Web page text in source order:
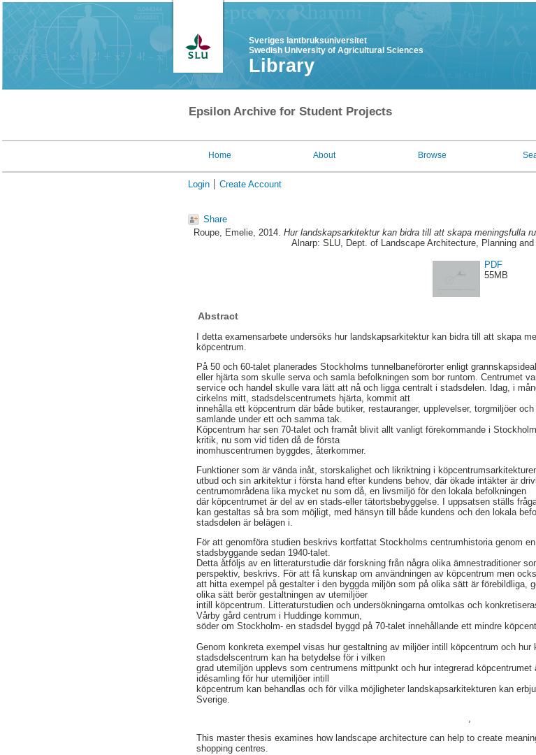
Sveriges lantbruksuniversitet
Swedish University of Agricultural Sciences
Library
Epsilon Archive for Student Projects
Home About Browse
Login Create Account
Share
Roupe, Emelie, 2014. Hur landskapsarkitektur kan bidra till att skapa meningsfulla
Alnarp: SLU, Dept. of Landscape Architecture, Planning
PDF
55MB
Abstract
I detta examensarbete undersöks hur landskapsarkitektur kan bidra till att skapa
köpcentrum.
På 50 och 60-talet planerades Stockholms tunnelbaneförorter enligt
eller hjärta som skulle serva och samla befolkningen som bor runtom. Centrumet
service och handel skulle vara lätt att nå och ligga centralt i stadsdelen. Idag, i
cirkelns mitt, stadsdelscentrumets hjärta, kommit att
innehålla ett köpcentrum där både butiker, restauranger, upplevelser, torgmiljöer
samlande under ett och samma tak.
Köpcentrum har sen 70-talet och framåt blivit allt vanligt förekommande i
kritik, nu som vid tiden då de första
inomhuscentrumen byggdes, återkommer.
Funktioner som är vända inåt, storskalighet och likriktning i
utbud och sin arkitektur i första hand efter kundens behov, där ökade intäkter är
centrumområdena lika mycket nu som då, en livsmiljö för den lokala befolkningen
där köpcentrumet är del av en stads-eller tätortsbebyggelse. I uppsatsen ställs
kan gestaltas så bra som möjligt, med hänsyn till både kundens och den lokala
stadsdelen är belägen i.
För att genomföra studien beskrivs kortfattat Stockholms centrumhistoria genom
stadsbyggande sedan 1940-talet.
Detta åtföljs av en litteraturstudie där forskning från några olika ämnestraditioner
perspektiv, beskrivs. För att få kunskap om användningen av köpcentrum men
att hitta exempel på gestalter i den byggda miljön som på olika sätt är förebildliga,
olika sätt berör gestaltningen av utemiljöer
intill köpcentrum. Litteraturstudien och undersökningarna omtolkas och
Vårby gård centrum i Huddinge kommun,
söder om Stockholm- en stadsdel byggd på 70-talet innehållande ett mindre
Genom konkreta exempel visas hur gestaltning av miljöer intill köpcentrum och
stadsdelscentrum kan ha betydelse för i vilken
grad utemiljön upplevs som centrumens mittpunkt och hur integrerad
idésamling för hur utemiljöer intill
köpcentrum kan behandlas och för vilka möjligheter landskapsarkitekturen kan
Sverige.
,
This master thesis examines how landscape architecture can help to create
shopping centres.